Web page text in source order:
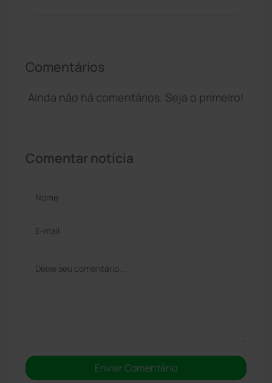
Comentários
Ainda não há comentários. Seja o primeiro!
Comentar notícia